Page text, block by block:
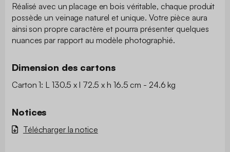
Réalisé avec un placage en bois véritable, chaque produit
possède un veinage naturel et unique. Votre pièce aura
ainsi son propre caractère et pourra présenter quelques
nuances par rapport au modèle photographié.
Dimension des cartons
Carton 1: L 130.5 x l 72.5 x h 16.5 cm - 24.6 kg
Notices
Télécharger la notice